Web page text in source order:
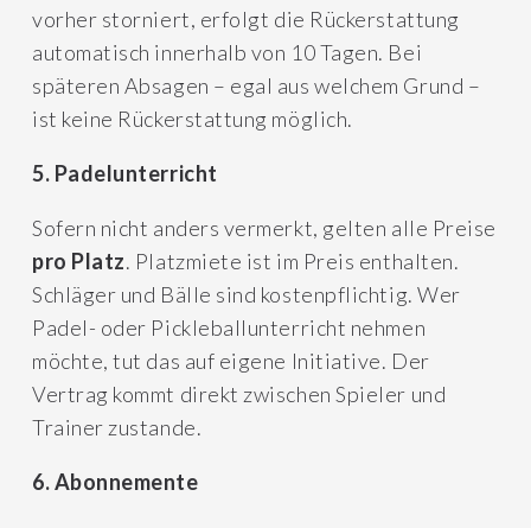
vorher storniert, erfolgt die Rückerstattung
automatisch innerhalb von 10 Tagen. Bei
späteren Absagen – egal aus welchem Grund –
ist keine Rückerstattung möglich.
5. Padelunterricht
Sofern nicht anders vermerkt, gelten alle Preise
pro Platz. Platzmiete ist im Preis enthalten.
Schläger und Bälle sind kostenpflichtig. Wer
Padel- oder Pickleballunterricht nehmen
möchte, tut das auf eigene Initiative. Der
Vertrag kommt direkt zwischen Spieler und
Trainer zustande.
6. Abonnemente